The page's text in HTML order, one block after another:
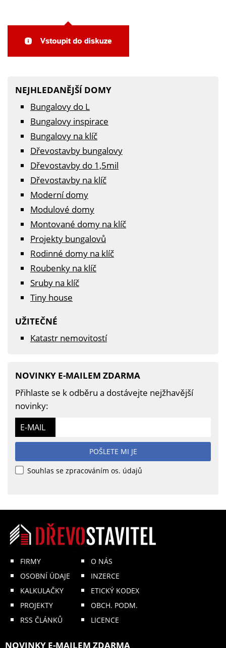
NEJHLEDANĚJŠÍ DOMY
Bungalovy do L
Bungalovy inspirace
Bungalovy na klíč
Dřevostavby bungalovy
Dřevostavby do 1,5mil
Dřevostavby na klíč
Moderní domy
Modulové domy
Montované domy na klíč
Projekty bungalovů
Rodinné domy na klíč
Roubenky na klíč
Sruby na klíč
Tiny house
UŽITEČNÉ
Katastr nemovitostí
NOVINKY E-MAILEM ZDARMA
Přihlaste se k odběru a dostávejte nejžhavější
novinky:
E-MAIL
POŠLETE MI JE
Souhlas se zpracováním os. údajů
FIRMY
OSOBNÍ ÚDAJE
KALKULAČKY
PROJEKTY
RSS ČLÁNKŮ
O NÁS
INZERCE
ETICKÝ KODEX
OBCH. PODM.
LICENCE
NOVINKY E-MAILEM ZDARMA